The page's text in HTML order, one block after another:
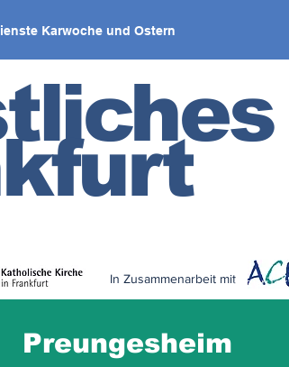
Karwoche und Ostern
In Zusammenarbeit mit< zurück
Preungesheim